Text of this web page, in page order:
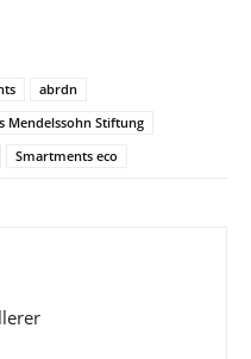
abrdn
Mendelssohn Stiftung
Smartments eco